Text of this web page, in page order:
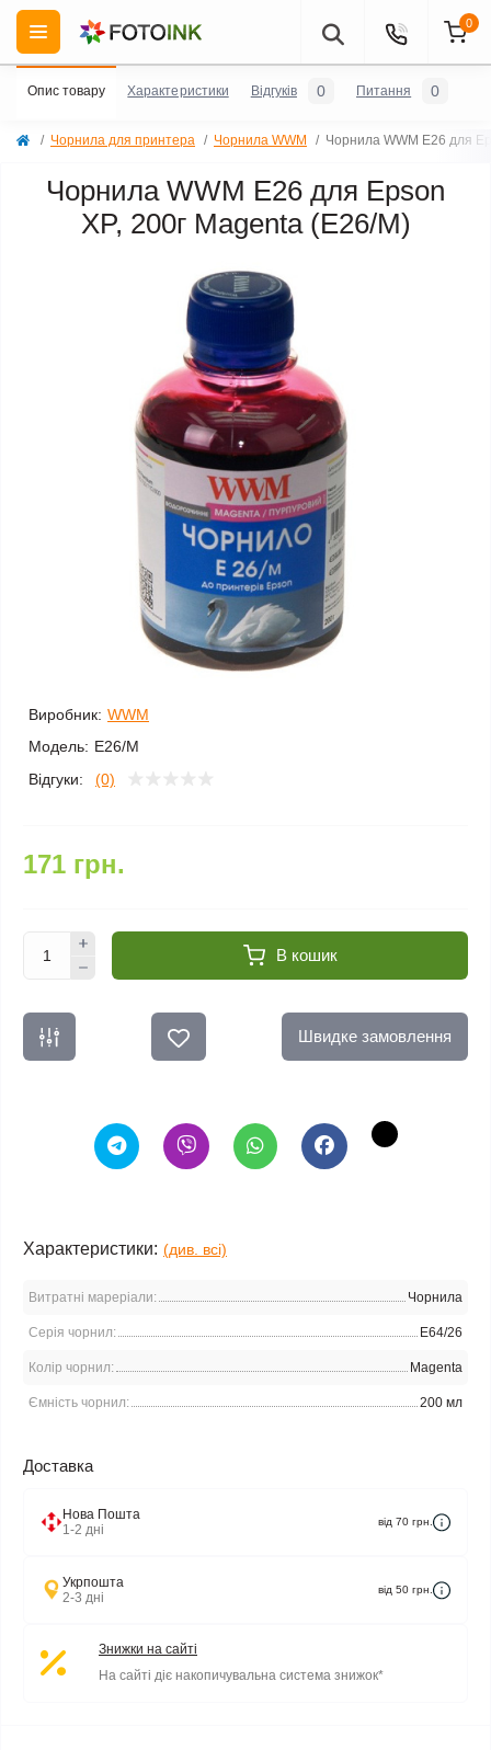
0
Чорнила для принтера Чорнила WWM Чорнила WWM E26 для
Чорнила WWM E26 для Epson
XP, 200г Magenta (E26/M)
Виробник: WWM
Модель: E26/M
Відгуки:
(0)
171 грн.
В кошик
Швидке замовлення
Характеристики: (див. всі)
Витратні мареріали: Чорнила
Серія чорнил: E64/26
Колір чорнил: Magenta
Ємність чорнил: 200 мл
Доставка
Нова Пошта
1-2 дні
від 70 грн.
Укрпошта
2-3 дні
від 50 грн.
Знижки на сайті
На сайті діє накопичувальна система знижок*
Опис товару Характеристики Відгуків 0 Питання 0